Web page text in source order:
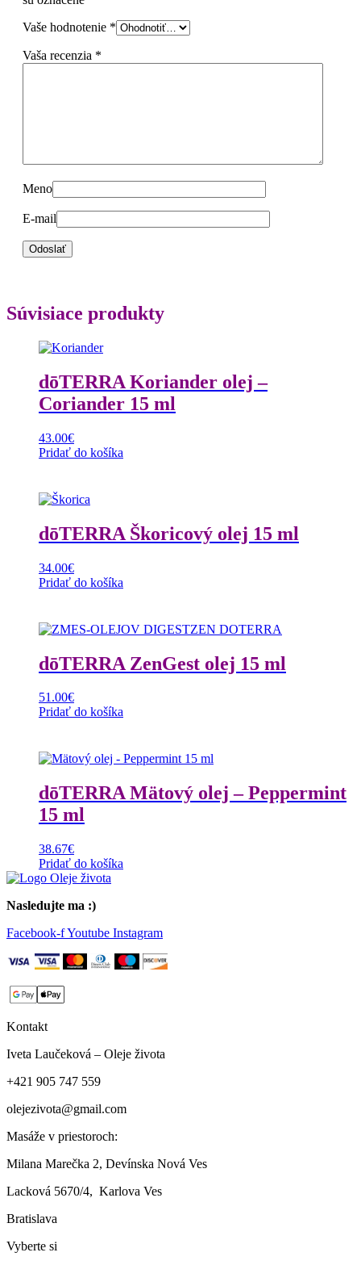
Vaše hodnotenie *
Vaša recenzia *
Meno
E-mail
Súvisiace produkty
dōTERRA Koriander olej –
Coriander 15 ml
43.00€
Pridať do košíka
dōTERRA Škoricový olej 15 ml
34.00€
Pridať do košíka
dōTERRA ZenGest olej 15 ml
51.00€
Pridať do košíka
dōTERRA Mätový olej – Peppermint
15 ml
38.67€
Pridať do košíka
Nasledujte ma :)
Facebook-fYoutube Instagram
Kontakt
Iveta Laučeková – Oleje života
+421 905 747 559
olejezivota@gmail.com
Masáže v priestoroch:
Milana Marečka 2, Devínska Nová Ves
Lacková 5670/4, Karlova Ves
Bratislava
Vyberte si